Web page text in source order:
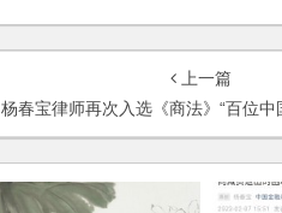
上一篇
杨春宝律师再次入选《商法》“百位中